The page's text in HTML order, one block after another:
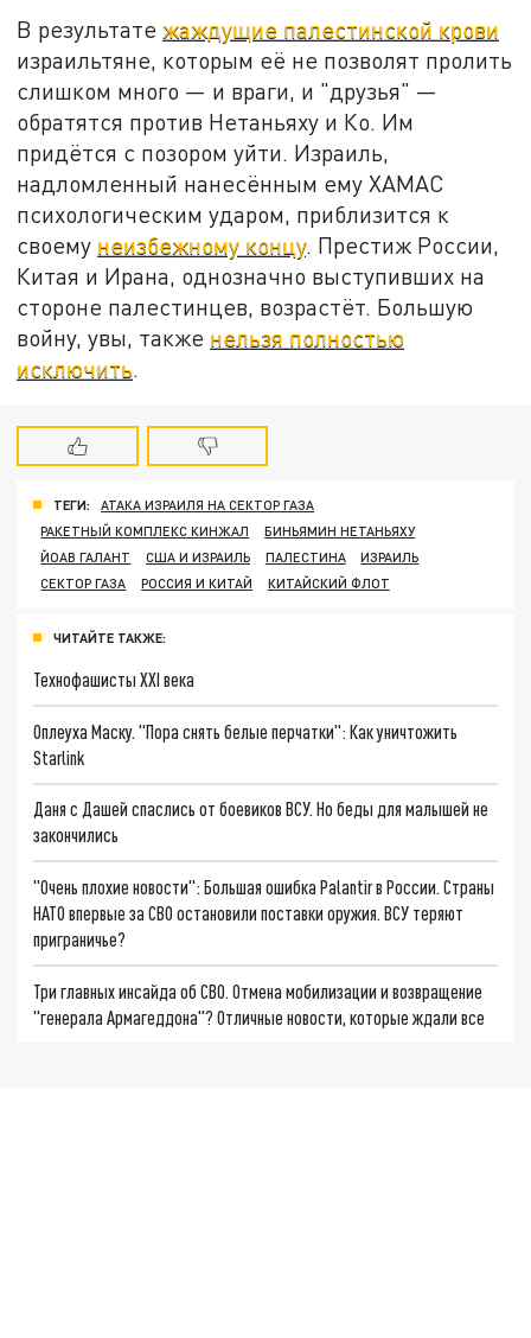
В результате жаждущие палестинской крови
израильтяне, которым её не позволят пролить
слишком много — и враги, и "друзья" —
обратятся против Нетаньяху и Ко. Им
придётся с позором уйти. Израиль,
надломленный нанесённым ему ХАМАС
психологическим ударом, приблизится к
своему неизбежному концу. Престиж России,
Китая и Ирана, однозначно выступивших на
стороне палестинцев, возрастёт. Большую
войну, увы, также нельзя полностью
исключить.
ТЕГИ:
АТАКА ИЗРАИЛЯ НА СЕКТОР ГАЗА
РАКЕТНЫЙ КОМПЛЕКС КИНЖАЛ
БИНЬЯМИН НЕТАНЬЯХУ
ЙОАВ ГАЛАНТ
США И ИЗРАИЛЬ ПАЛЕСТИНА
ИЗРАИЛЬ
СЕКТОР ГАЗА
РОССИЯ И КИТАЙ КИТАЙСКИЙ ФЛОТ
ЧИТАЙТЕ ТАКЖЕ:
Технофашисты XXI века
Оплеуха Маску. "Пора снять белые перчатки": Как уничтожить
Starlink
Даня с Дашей спаслись от боевиков ВСУ. Но беды для малышей не
закончились
"Очень плохие новости": Большая ошибка Palantir в России. Страны
НАТО впервые за СВО остановили поставки оружия. ВСУ теряют
приграничье?
Три главных инсайда об СВО. Отмена мобилизации и возвращение
"генерала Армагеддона"? Отличные новости, которые ждали все